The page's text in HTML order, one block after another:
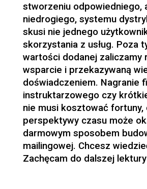
stworzeniu odpowiedniego,
niedrogiego, systemu
skusi nie jednego
skorzystania z usług. Poza
wartości dodanej zaliczamy
wsparcie i przekazywaną
doświadczeniem. Nagranie
instruktarzowego czy
nie musi kosztować fortuny,
perspektywy czasu może
darmowym sposobem
mailingowej. Chcesz
Zachęcam do dalszej lektury